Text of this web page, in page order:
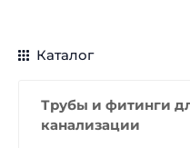
Каталог
Трубы и фитинги
канализации